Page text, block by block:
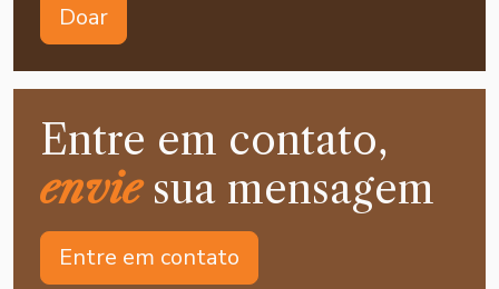
Doar
Entre em contato,
enviesua mensagem
Entre em contato